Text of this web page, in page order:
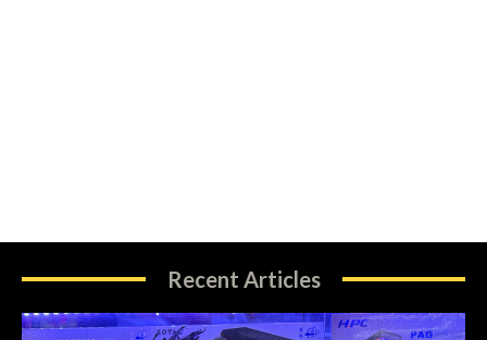
Recent Articles